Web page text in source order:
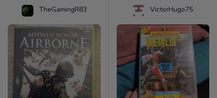
TheGamingR83 VictorHugo75